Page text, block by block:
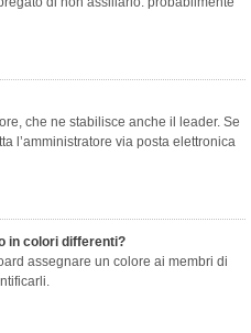
che ne stabilisce anche il leader. Se
l’amministratore via posta elettronica
in colori differenti?
assegnare un colore ai membri di